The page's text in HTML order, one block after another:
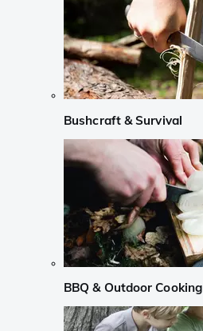
Bushcraft & Survival
BBQ & Outdoor Cooking